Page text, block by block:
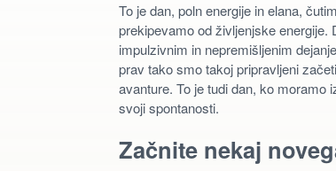
To je dan, poln energije in elana,
prekipevamo od življenjske
impulzivnim in nepremišljenim
prav tako smo takoj pripravljeni
avanture. To je tudi dan, ko moramo
svoji spontanosti.
Začnite nekaj